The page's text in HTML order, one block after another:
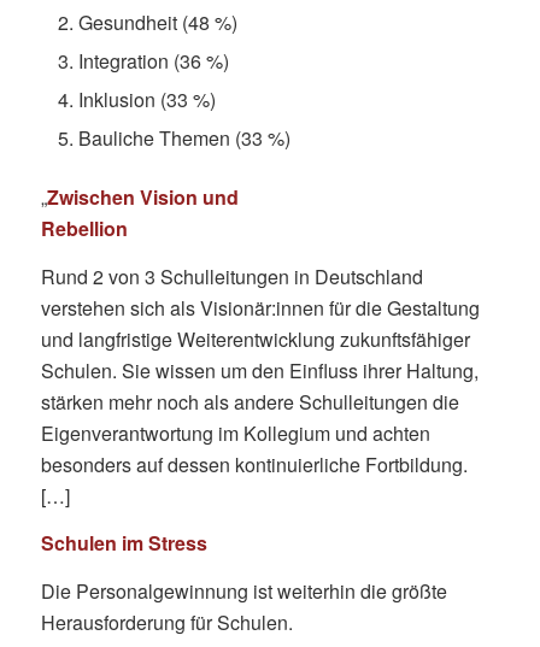
Gesundheit (48 %)
Integration (36 %)
Inklusion (33 %)
Bauliche Themen (33 %)
„Zwischen Vision und
Rebellion
Rund 2 von 3 Schulleitungen in Deutschland
verstehen sich als Visionär:innen für die Gestaltung
und langfristige Weiterentwicklung zukunftsfähiger
Schulen. Sie wissen um den Einfluss ihrer Haltung,
stärken mehr noch als andere Schulleitungen die
Eigenverantwortung im Kollegium und achten
besonders auf dessen kontinuierliche Fortbildung.
[…]
Schulen im Stress
Die Personalgewinnung ist weiterhin die größte
Herausforderung für Schulen.